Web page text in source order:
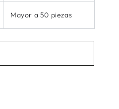
Mayor a 50 piezas